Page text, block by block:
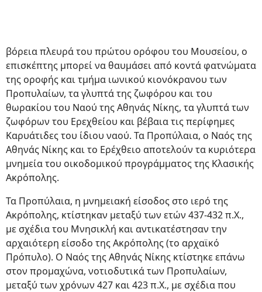
βόρεια πλευρά του πρώτου ορόφου του Μουσείου, ο
επισκέπτης μπορεί να θαυμάσει από κοντά φατνώματα
της οροφής και τμήμα ιωνικού κιονόκρανου των
Προπυλαίων, τα γλυπτά της ζωφόρου και του
θωρακίου του Ναού της Αθηνάς Νίκης, τα γλυπτά των
ζωφόρων του Ερεχθείου και βέβαια τις περίφημες
Καρυάτιδες του ίδιου ναού. Τα Προπύλαια, ο Ναός της
Αθηνάς Νίκης και το Ερέχθειο αποτελούν τα κυριότερα
μνημεία του οικοδομικού προγράμματος της Κλασικής
Ακρόπολης.
Τα Προπύλαια, η μνημειακή είσοδος στο ιερό της
Ακρόπολης, κτίστηκαν μεταξύ των ετών 437-432 π.Χ.,
με σχέδια του Μνησικλή και αντικατέστησαν την
αρχαιότερη είσοδο της Ακρόπολης (το αρχαϊκό
Πρόπυλο). Ο Ναός της Αθηνάς Νίκης κτίστηκε επάνω
στον προμαχώνα, νοτιοδυτικά των Προπυλαίων,
μεταξύ των χρόνων 427 και 423 π.Χ., με σχέδια που